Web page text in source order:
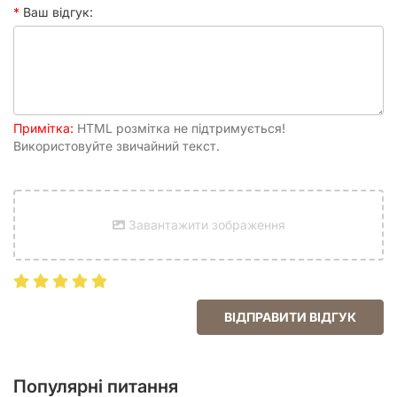
Ваш відгук:
Примітка: HTML розмітка не підтримується!
Використовуйте звичайний текст.
Завантажити зображення
ВІДПРАВИТИ ВІДГУК
Популярні питання